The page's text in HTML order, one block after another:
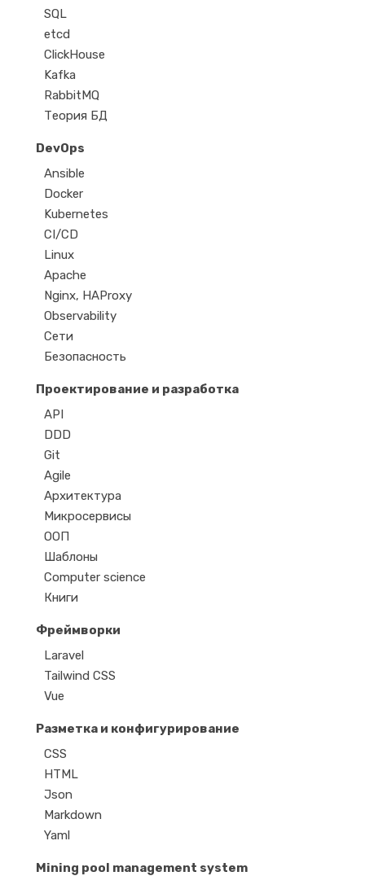
SQL
etcd
ClickHouse
Kafka
RabbitMQ
Теория БД
DevOps
Ansible
Docker
Kubernetes
CI/CD
Linux
Apache
Nginx, HAProxy
Observability
Сети
Безопасность
Проектирование и разработка
API
DDD
Git
Agile
Архитектура
Микросервисы
ООП
Шаблоны
Computer science
Книги
Фреймворки
Laravel
Tailwind CSS
Vue
Разметка и конфигурирование
CSS
HTML
Json
Markdown
Yaml
Mining pool management system